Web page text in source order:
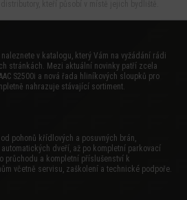
v katalogu, který Vám na vyžádání rádi
stránkách. Mezi aktuální novinky patří zcela
S2500i a nová řada hliníkových sloupků pro
nahrazuje stávající sortiment.
pohonů křídlových a posuvných brán,
dveří, až po kompletní parkovací
průchodu a kompletní příslušenství k
včetně servisu, zaškolení a technické podpoře.